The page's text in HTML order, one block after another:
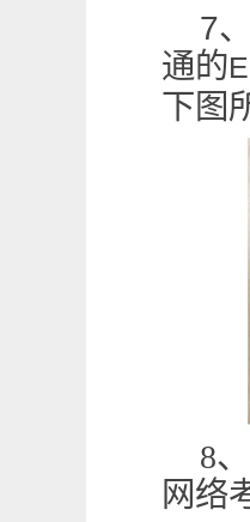
7
通的
下图
8
网络